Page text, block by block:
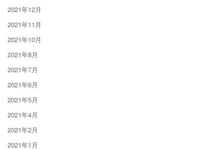
2021年12月
2021年11月
2021年10月
2021年8月
2021年7月
2021年6月
2021年5月
2021年4月
2021年2月
2021年1月